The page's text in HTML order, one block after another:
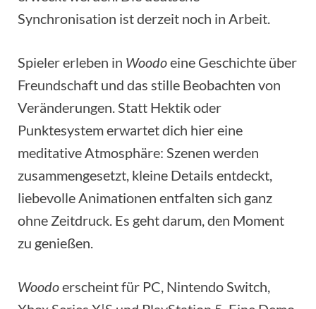
Synchronisation ist derzeit noch in Arbeit.
Spieler erleben in Woodoeine Geschichte über
Freundschaft und das stille Beobachten von
Veränderungen. Statt Hektik oder
Punktesystem erwartet dich hier eine
meditative Atmosphäre: Szenen werden
zusammengesetzt, kleine Details entdeckt,
liebevolle Animationen entfalten sich ganz
ohne Zeitdruck. Es geht darum, den Moment
zu genießen.
Woodoerscheint für PC, Nintendo Switch,